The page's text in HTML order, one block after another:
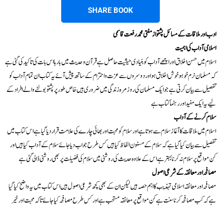
SHARE BOOK
ادب اور ملاقات کے مسائل پشتو از مفتی محمد رفعت قاسمی
اسلامی آداب کی اہمیت
اسلام میں حسن اخلاق اور اچھے آداب کو بنیادی حیثیت حاصل ہے قرآن و حدیث میں بارہا اس بات کی تاکید کی گئی ہے
کہ مسلمان نرم خو ہو خوش اخلاق ہو اور دوسروں سے عزت و احترام کے ساتھ پیش آئے یہ کتاب ان تمام آداب کو
تفصیل سے بیان کرتی ہے جو ایک مسلمان کی روزمرہ زندگی میں ضروری ہیں خاص طور پر پشتو بولنے والے افراد کے
لیے یہ ایک مفید اور رہنما کتاب ہے
سلام کرنے کے آداب
اسلام میں ملاقات کا آغاز سلام سے ہوتا ہے اور سلام کو محبت اور بھائی چارے کی علامت قرار دیا گیا ہے اس کتاب میں
تفصیل سے بیان کیا گیا ہے کہ سلام کے مسنون الفاظ کیا ہیں کس طرح جواب دیا جائے سلام کے آداب کیا ہیں اور
کن مواقع پر سلام نہ کرنا بہتر ہے اس کے علاوہ حدیث کی روشنی میں سلام کی فضیلت پر بھی روشنی ڈالی گئی ہے
مصافحہ اور معانقہ کے شرعی اصول
مصافحہ اور معانقہ اسلامی تہذیب کا اہم حصہ ہیں لیکن ان کے بھی کچھ شرعی اصول ہیں اس کتاب میں یہ واضح کیا گیا
ہے کہ کب مصافحہ کرنا سنت ہے کن مواقع پر معانقہ مستحب ہے اور کس طرح مصافحہ کیا جائے تاکہ محبت اور خیر